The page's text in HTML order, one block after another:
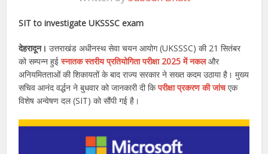
SIT to investigate UKSSSC exam
देहरादून। उत्तराखंड अधीनस्थ सेवा चयन आयोग (UKSSSC) की 21 सितंबर
को सम्पन्न हुईस्नातक स्तरीय प्रतियोगिता परीक्षा 2025 में नकलऔर
अनियमितताओं की शिकायतों के बाद राज्य सरकार ने सख्त कदम उठाया है। मुख्य
सचिव आनंद वर्द्धन ने बुधवार को जानकारी दी किपरीक्षा प्रकरण की जांचएक
विशेष अन्वेषण दल (SIT) को सौंपी गई है।